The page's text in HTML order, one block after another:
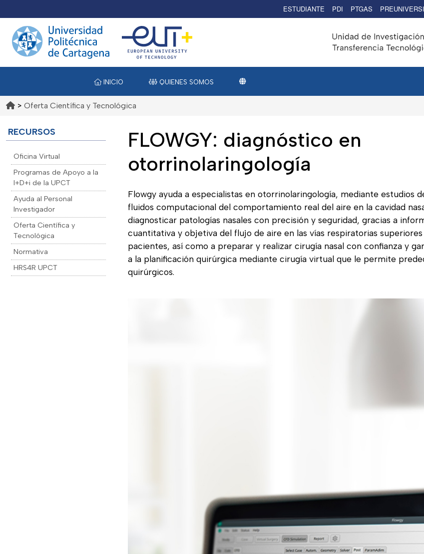
ESTUDIANTE PDI PTGAS
INICIO QUIENES SOMOS
> Oferta Científica y Tecnológica
RECURSOS
Oficina Virtual
Programas de Apoyo a la
I+D+i de la UPCT
Ayuda al Personal
Investigador
Oferta Científica y
Tecnológica
Normativa
HRS4R UPCT
FLOWGY: diagnóstico en
otorrinolaringología
Flowgy ayuda a especialistas en otorrinolaringología, mediante estudios
fluidos computacional del comportamiento real del aire en la cavidad
diagnosticar patologías nasales con precisión y seguridad, gracias a
cuantitativa y objetiva del flujo de aire en las vías respiratorias superiores
pacientes, así como a preparar y realizar cirugía nasal con confianza y
a la planificación quirúrgica mediante cirugía virtual que le permite
quirúrgicos.